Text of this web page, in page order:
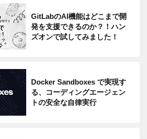
GitLabのAI機能はどこまで開
発を支援できるのか？！ハン
ズオンで試してみました！
Docker Sandboxes で実現す
る、コーディングエージェン
トの安全な自律実行